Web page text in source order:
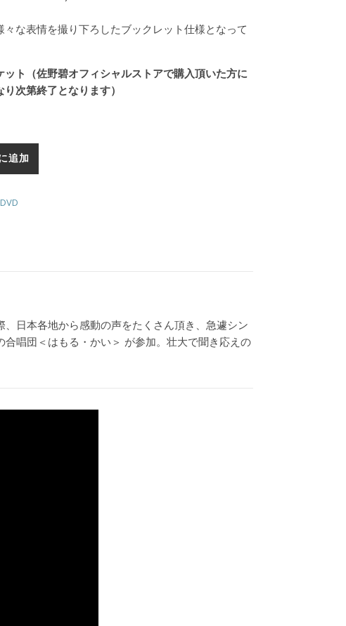
な表情を撮り下ろしたブックレット仕様となって
ト（佐野碧オフィシャルストアで購入頂いた方に
次第終了となります）
追加
日本各地から感動の声をたくさん頂き、急遽シン
唱団＜はもる・かい＞ が参加。壮大で聞き応えの